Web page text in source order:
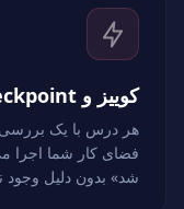
کوییز و checkpoint
فضای کار شما اجرا
شد» بدون دلیل وجود